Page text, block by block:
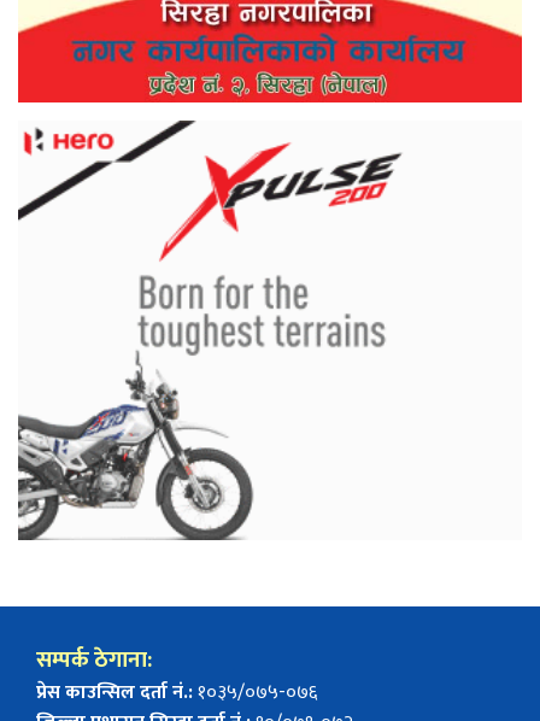
सम्पर्क ठेगाना:
प्रेस काउन्सिल दर्ता नं.:१०३५/०७५-०७६